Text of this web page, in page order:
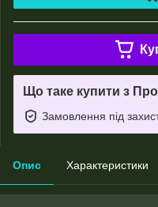
Що таке купити з
Замовлення під
Опис Характеристики